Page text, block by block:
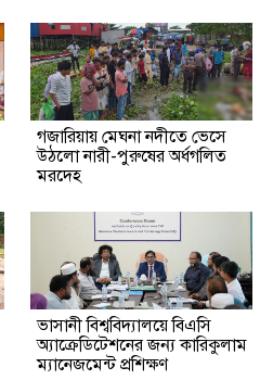
গজারিয়ায় মেঘনা নদীতে ভেসে
উঠলো নারী-পুরুষের অর্ধগলিত
মরদেহ
ভাসানী বিশ্ববিদ্যালয়ে বিএসি
অ্যাক্রেডিটেশনের জন্য কারিকুলাম
ম্যানেজমেন্ট প্রশিক্ষণ